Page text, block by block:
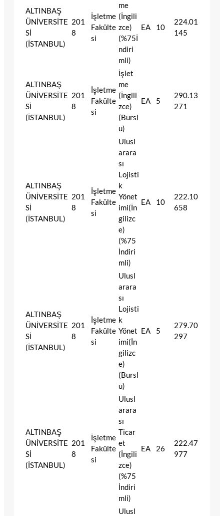
ALTINBAŞ
ÜNİVERSİTE
Sİ
(İSTANBUL)
201
8
İşletme
Fakülte
si
me
(İngili
zce)
(%75İ
ndiri
mli)
EA 10
224.01
145
ALTINBAŞ
ÜNİVERSİTE
Sİ
(İSTANBUL)
201
8
İşletme
Fakülte
si
İşlet
me
(İngili
zce)
(Bursl
u)
EA 5
290.13
271
ALTINBAŞ
ÜNİVERSİTE
Sİ
(İSTANBUL)
201
8
İşletme
Fakülte
si
Ulusl
arara
sı
Lojisti
k
Yönet
imi(İn
gilizc
e)
(%75
İndiri
mli)
EA 10
222.10
658
ALTINBAŞ
ÜNİVERSİTE
Sİ
(İSTANBUL)
201
8
İşletme
Fakülte
si
Ulusl
arara
sı
Lojisti
k
Yönet
imi(İn
gilizc
e)
(Bursl
u)
EA 5
279.70
297
ALTINBAŞ
ÜNİVERSİTE
Sİ
(İSTANBUL)
201
8
İşletme
Fakülte
si
Ulusl
arara
sı
Ticar
et
(İngili
zce)
(%75
İndiri
mli)
EA 26
222.47
977
Ulusl